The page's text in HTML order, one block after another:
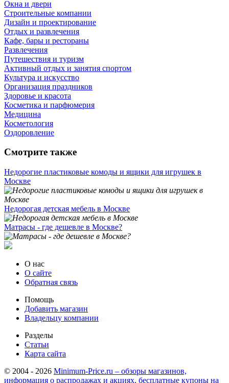
Окна и двери
Строительные компании
Дизайн и проектирование
Отдых и развлечения
Кафе, бары и рестораны
Развлечения
Путешествия и туризм
Активный отдых и занятия спортом
Культура и искусство
Организация праздников
Здоровье и красота
Косметика и парфюмерия
Медицина
Косметология
Оздоровление
Смотрите также
Недорогие пластиковые комоды и ящики для игрушек в
Москве
Недорогая детская мебель в Москве
Матрасы - где дешевле в Москве?
О нас
О сайте
Обратная связь
Помощь
Добавить магазин
Владельцу компании
Разделы
Статьи
Карта сайта
© 2004 - 2026 Minimum-Price.ru – обзоры магазинов,
информация о распродажах и акциях, бесплатные купоны на